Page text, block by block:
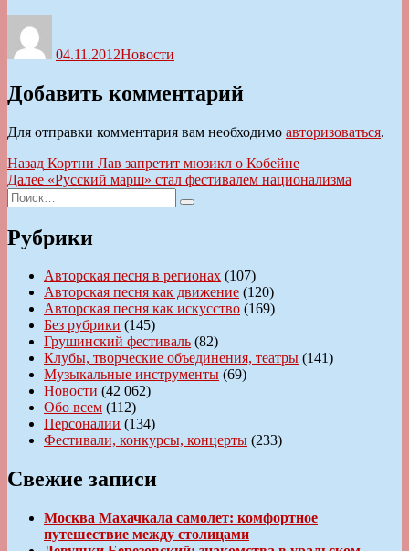
04.11.2012Новости
Добавить комментарий
Для отправки комментария вам необходимо авторизоваться.
Навигация
по
записям
Назад Предыдущая
запись:
Кортни Лав запретит мюзикл о Кобейне
Далее Следующая
«Русский марш» стал фестивалем национализма
Искать:
Поиск
Рубрики
Авторская песня в регионах (107)
Авторская песня как движение (120)
Авторская песня как искусство (169)
Без рубрики (145)
Грушинский фестиваль (82)
Клубы, творческие объединения, театры (141)
Музыкальные инструменты (69)
Новости (42 062)
Обо всем (112)
Персоналии (134)
Фестивали, конкурсы, концерты (233)
Свежие записи
Москва Махачкала самолет: комфортное
путешествие между столицами